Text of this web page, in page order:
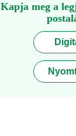
Kapja meg a